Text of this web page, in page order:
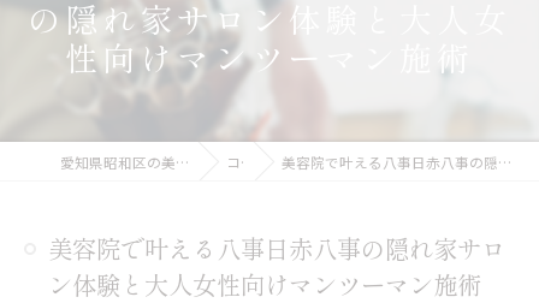
の隠れ家サロン体験と大人女
性向けマンツーマン施術
愛知県昭和区の美容院ならRurFe【ルルフェ】 コラム 美容院で叶える八事日赤八事の隠れ家サロン体験と大人女性向けマンツーマン施術
美容院で叶える八事日赤八事の隠れ家サロ
ン体験と大人女性向けマンツーマン施術